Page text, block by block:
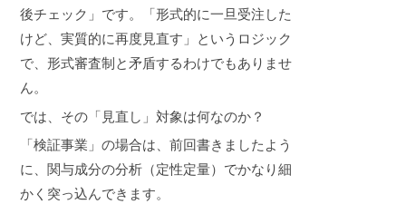
後チェック」です。「形式的に一旦受注した
けど、実質的に再度見直す」というロジック
で、形式審査制と矛盾するわけでもありませ
ん。
では、その「見直し」対象は何なのか？
「検証事業」の場合は、前回書きましたよう
に、関与成分の分析（定性定量）でかなり細
かく突っ込んできます。